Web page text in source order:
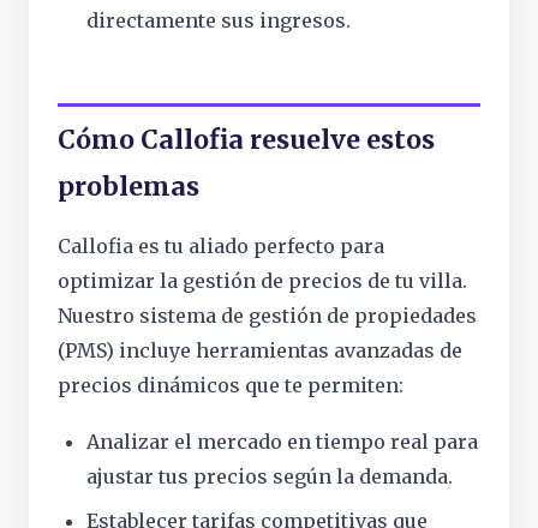
directamente sus ingresos.
Cómo Callofia resuelve estos
problemas
Callofia es tu aliado perfecto para
optimizar la gestión de precios de tu villa.
Nuestro sistema de gestión de propiedades
(PMS) incluye herramientas avanzadas de
precios dinámicos que te permiten:
Analizar el mercado en tiempo real para
ajustar tus precios según la demanda.
Establecer tarifas competitivas que